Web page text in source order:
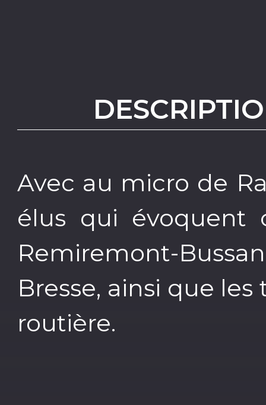
Avec au micro de
élus qui évoquent
Remiremont-
Bresse, ainsi que
routière.